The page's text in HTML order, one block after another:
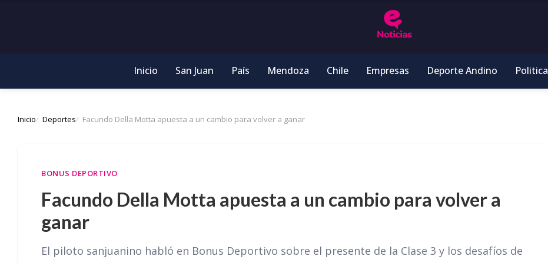
Inicio San Juan País Mendoza Chile Empresas Deporte Andino Politica
Inicio Deportes Facundo Della Motta apuesta a un cambio para volver a ganar
BONUS DEPORTIVO
Facundo Della Motta apuesta a un cambio para volver a
ganar
El piloto sanjuanino habló en Bonus Deportivo sobre el presente de la Clase 3 y los desafíos de